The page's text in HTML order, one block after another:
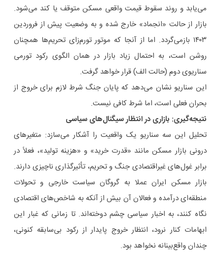
می‌یابد و روند سقوط قیمت واقعی مسکن متوقف یا کند می‌شود.
بازار از حالت «انجماد» خارج شده و به وضعیت پیش از فروردین
۱۴۰۳ بازمی‌گردد. اما از آنجا که موتور تورم‌زای تحریم‌ها همچنان
روشن است، به احتمال زیاد بازار در همان الگوی رکود تورمی
سناریوی دوم (حالت الف) قرار خواهد گرفت.
این سناریو نشان می‌دهد که پایان جنگ شرط لازم برای خروج از
بحران فعلی است، اما شرط کافی نیست.
نتیجه‌گیری: بازاری در انتظار سیگنال‌های سیاسی
تحلیل این سه سناریو یک واقعیت را آشکار می‌سازد: متغیرهای
درونی بازار مسکن مانند «قدرت خرید» و «هزینه تولید»، فعلاً در
برابر غول‌های غیراقتصادی جنگ و تحریم، تأثیرگذاری ناچیزی دارند.
بازار مسکن ایران عملا به گروگان سیاست خارجی و تحولات
منطقه‌ای درآمده و فعالان آن بیش از آنکه به شاخص‌های اقتصادی
نگاه کنند، به اخبار سیاسی چشم دوخته‌اند. تا زمانی که غبار این
ابهامات کنار نرود، انتظار خروج پایدار از رکود بی‌سابقه کنونی،
چندان واقع‌بینانه نخواهد بود.